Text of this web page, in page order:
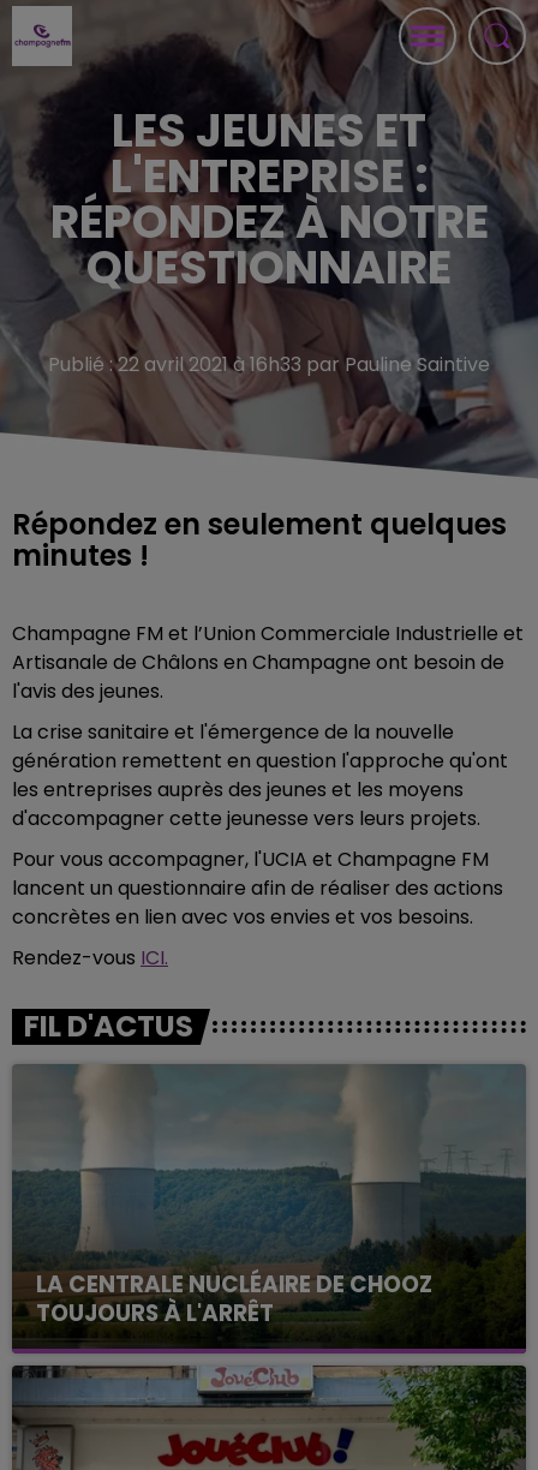
LES JEUNES ET
L'ENTREPRISE :
RÉPONDEZ À NOTRE
QUESTIONNAIRE
Publié : 22 avril 2021 à 16h33 par Pauline Saintive
Répondez en seulement quelques
minutes !
Champagne FM et l’Union Commerciale Industrielle et
Artisanale de Châlons en Champagne ont besoin de
l'avis des jeunes.
La crise sanitaire et l'émergence de la nouvelle
génération remettent en question l'approche qu'ont
les entreprises auprès des jeunes et les moyens
d'accompagner cette jeunesse vers leurs projets.
Pour vous accompagner, l'UCIA et Champagne FM
lancent un questionnaire afin de réaliser des actions
concrètes en lien avec vos envies et vos besoins.
Rendez-vous ICI.
FIL D'ACTUS
LA CENTRALE NUCLÉAIRE DE CHOOZ
TOUJOURS À L'ARRÊT
Cela fait déjà une semaine que la centrale
nucléaire ardennaise est à l'arrêt. Une situation
justifiée par la sécheresse intense qui est toujours
présente.